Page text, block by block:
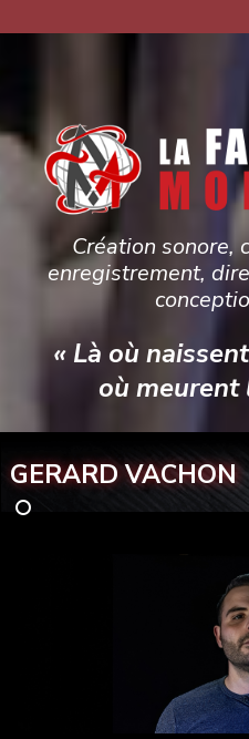
Création sonore,
enregistrement,
« Là où
où meurent
GERARD VACHON